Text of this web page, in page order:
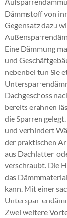
Kreisgebiet.
Ostsee-
Heide
Brunsbüttel
liegt in der
zur
auch der
Gemeinden
genügend
Ostsee-Kanal
intensiven
Standort im
finden hier
Sie einem
Dienstleister
Dach, Keller
wie Sie mit
Haupt
professionell
derzeitigen
besonderen
Anliegen,
Arbeit haben.
Wenn und
erwarten.
Auf einen
Als
Henstedt
Alsterdorf
Sanierung
energetische
Oldesloe,
Ahrensbök ,
Einblasen
Trappenkamp
Dämmstoff von
Gegensatz dazu
Eine Dämmung
und
nebenbei tun Sie
Dachgeschoss
bereits erahnen
die Sparren
und verhindert
der praktischen
aus Dachlatten
verschraubt. Die
das
kann. Mit einer
Zwei weitere